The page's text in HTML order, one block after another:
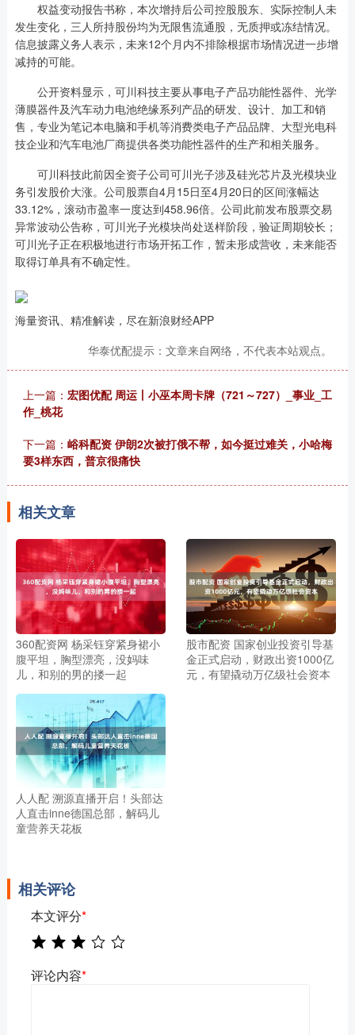
权益变动报告书称，本次增持后公司控股股东、实际控制人未
发生变化，三人所持股份均为无限售流通股，无质押或冻结情况。
信息披露义务人表示，未来12个月内不排除根据市场情况进一步增
减持的可能。
公开资料显示，可川科技主要从事电子产品功能性器件、光学
薄膜器件及汽车动力电池绝缘系列产品的研发、设计、加工和销
售，专业为笔记本电脑和手机等消费类电子产品品牌、大型光电科
技企业和汽车电池厂商提供各类功能性器件的生产和相关服务。
可川科技此前因全资子公司可川光子涉及硅光芯片及光模块业
务引发股价大涨。公司股票自4月15日至4月20日的区间涨幅达
33.12%，滚动市盈率一度达到458.96倍。公司此前发布股票交易
异常波动公告称，可川光子光模块尚处送样阶段，验证周期较长；
可川光子正在积极地进行市场开拓工作，暂未形成营收，未来能否
取得订单具有不确定性。
海量资讯、精准解读，尽在新浪财经APP
华泰优配提示：文章来自网络，不代表本站观点。
上一篇： 宏图优配 周运丨小巫本周卡牌（721～727）_事业_工
作_桃花
下一篇： 峪科配资 伊朗2次被打俄不帮，如今挺过难关，小哈梅
要3样东西，普京很痛快
相关文章
360配资网 杨采钰穿紧身裙小
腹平坦，胸型漂亮，没妈味
儿，和别的男的搂一起
股市配资 国家创业投资引导基
金正式启动，财政出资1000亿
元，有望撬动万亿级社会资本
人人配 溯源直播开启！头部达
人直击inne德国总部，解码儿
童营养天花板
相关评论
本文评分*
评论内容*